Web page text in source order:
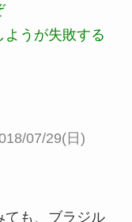
うが失敗する
07/29(日)
ても、ブラジル